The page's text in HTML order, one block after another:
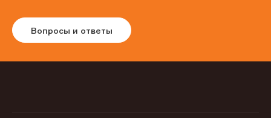
Вопросы и ответы